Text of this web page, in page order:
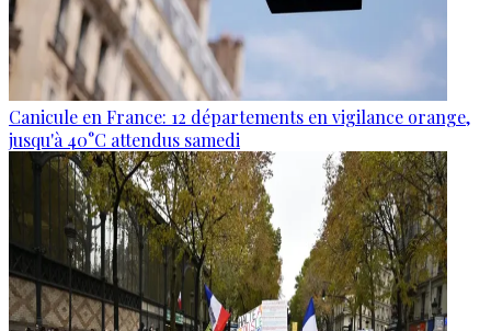
Canicule en France: 12 départements en vigilance orange,
jusqu'à 40°C attendus samedi